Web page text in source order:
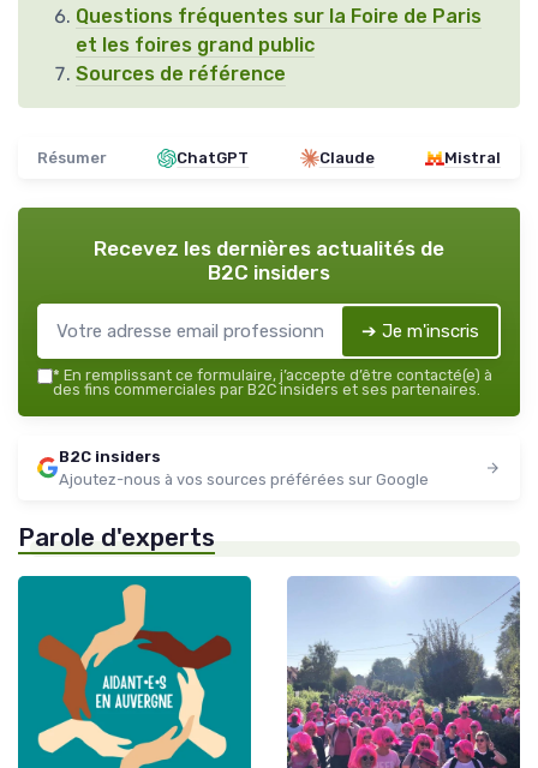
Questions fréquentes sur la Foire de Paris
et les foires grand public
Sources de référence
Résumer ChatGPT Claude Mistral
Recevez les dernières actualités de
B2C insiders
➔ Je m'inscris
* En remplissant ce formulaire, j’accepte d’être contacté(e) à
des fins commerciales par B2C insiders et ses partenaires.
B2C insiders
Ajoutez-nous à vos sources préférées sur Google
Parole d'experts